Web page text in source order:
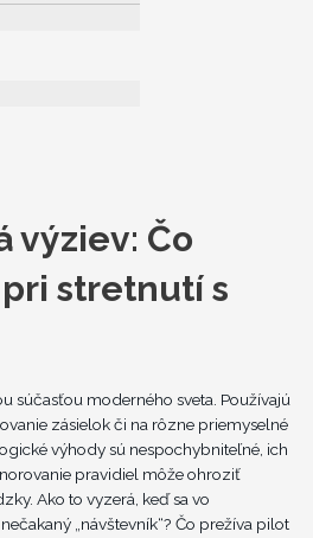
výziev: Čo
stretnutí s
súčasťou moderného sveta. Používajú
zásielok či na rôzne priemyselné
výhody sú nespochybniteľné, ich
pravidiel môže ohroziť
Ako to vyzerá, keď sa vo
„návštevník“? Čo prežíva pilot